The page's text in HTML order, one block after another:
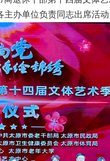
办单位负责同志出席活动